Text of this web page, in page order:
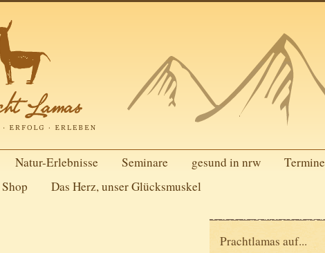
Natur-Erlebnisse Seminare gesund in nrw
Termine
Shop Das Herz, unser Glücksmuskel
Prachtlamas auf...